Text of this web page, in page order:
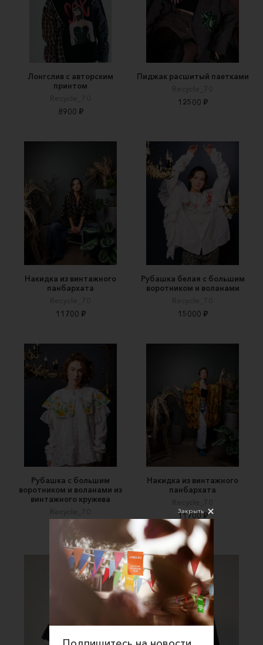
Лонгслив с авторским
принтом
Recycle_70
8900 ₽
Пиджак расшитый паетками
Recycle_70
12500 ₽
Накидка из винтажного
панбархата
Recycle_70
11700 ₽
Рубашка белая с большим
воротником и воланами
Recycle_70
15000 ₽
Рубашка с большим
воротником и воланами из
винтажного кружева
Recycle_70
15000 ₽
Накидка из винтажного
панбархата
Recycle_70
11700 ₽
Закрыть